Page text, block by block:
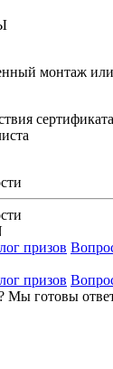
монтаж
призов
призов
Мы готовы